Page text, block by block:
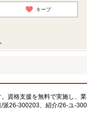
キープ
資格支援を無料で実施し、
派26-300203、紹介/26-ユ-